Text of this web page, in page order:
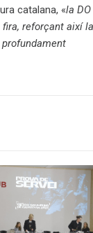
catalana, «la DO
fira, reforçant així la